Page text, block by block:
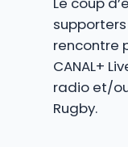
rencontre
CANAL+
radio et/
Rugby.